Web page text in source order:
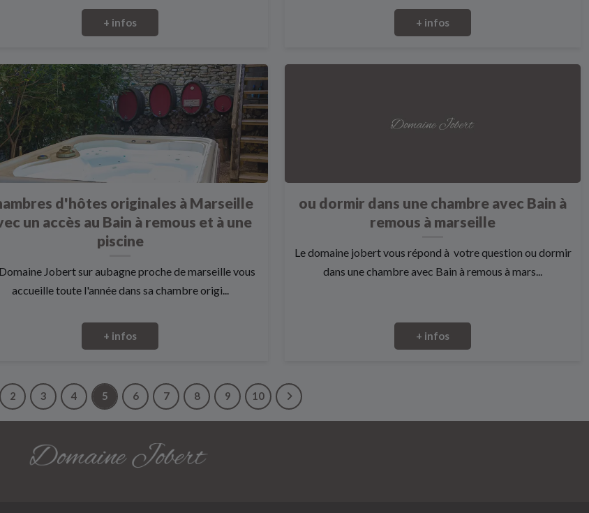
+ infos + infos
d'hôtes originales à Marseille
un accès au Bain à remous et à une
piscine
Jobert sur aubagne proche de marseille vous
accueille toute l'année dans sa chambre origi...
+ infos
ou dormir dans une chambre avec Bain à
remous à marseille
Le domaine jobert vous répond à votre question ou dormir
dans une chambre avec Bain à remous à mars...
+ infos
2 3 4 5 6 7 8 9 10